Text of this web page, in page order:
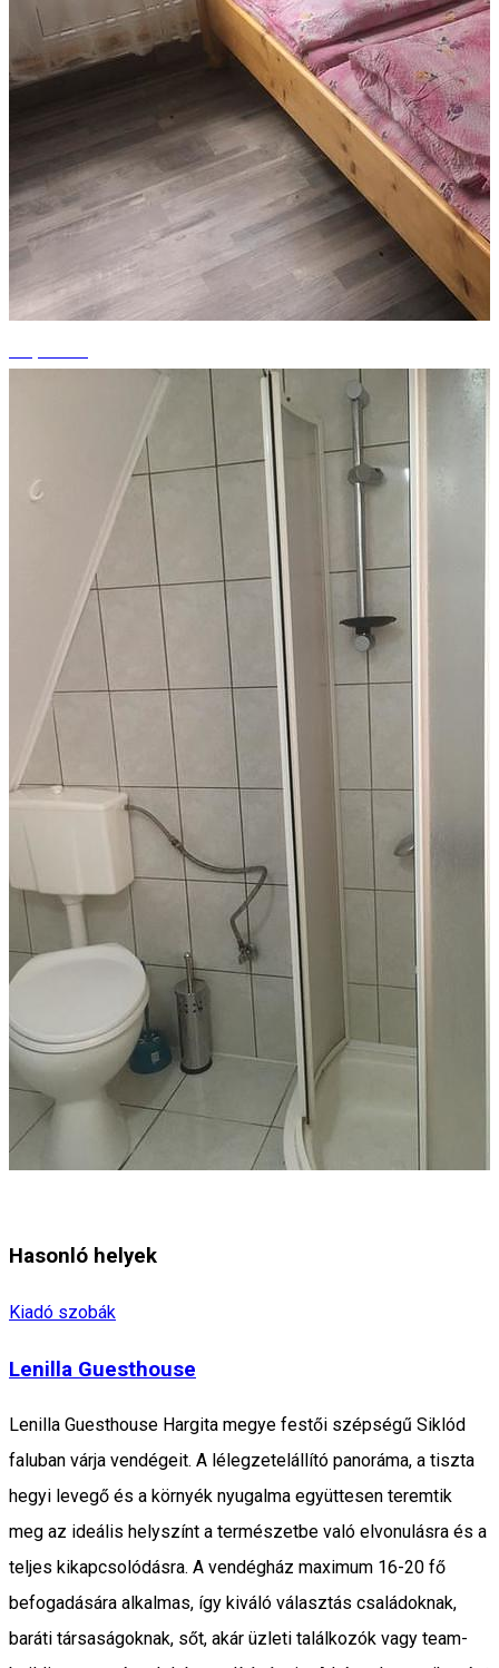
Hasonló helyek
Kiadó szobák
Lenilla Guesthouse
Lenilla Guesthouse Hargita megye festői szépségű Siklód
faluban várja vendégeit. A lélegzetelállító panoráma, a tiszta
hegyi levegő és a környék nyugalma együttesen teremtik
meg az ideális helyszínt a természetbe való elvonulásra és a
teljes kikapcsolódásra. A vendégház maximum 16-20 fő
befogadására alkalmas, így kiváló választás családoknak,
baráti társaságoknak, sőt, akár üzleti találkozók vagy team-